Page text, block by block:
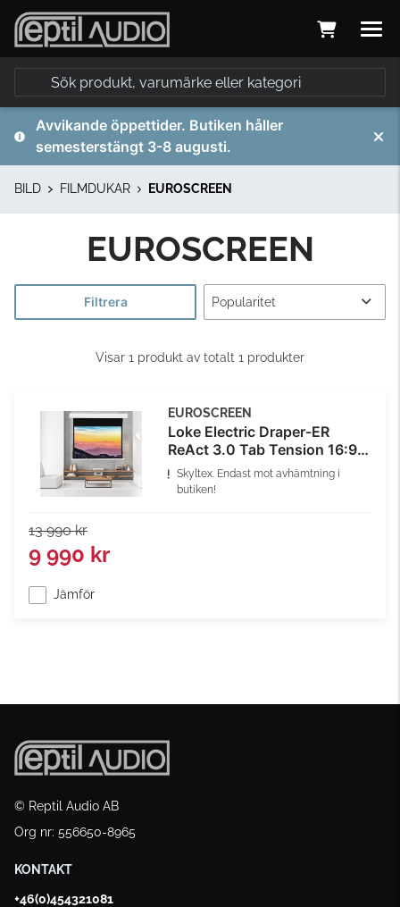
Avvikande öppettider. Butiken håller
semesterstängt 3-8 augusti.
BILD FILMDUKAR EUROSCREEN
EUROSCREEN
Filtrera
Visar 1 produkt av totalt 1 produkter
EUROSCREEN
Loke Electric Draper-ER
ReAct 3.0 Tab Tension 16:9
Svartmaskering 230cm x
129,5cm
Skyltex. Endast mot avhämtning i
butiken!
13 990 kr
9 990 kr
Jämför
© Reptil Audio AB
Org nr: 556650-8965
KONTAKT
+46(0)454321081